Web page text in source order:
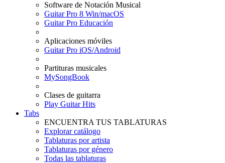
Software de Notación Musical
Guitar Pro 8 Win/macOS
Guitar Pro Educación
Aplicaciones móviles
Guitar Pro iOS/Android
Partituras musicales
MySongBook
Clases de guitarra
Play Guitar Hits
Tabs
ENCUENTRA TUS TABLATURAS
Explorar catálogo
Tablaturas por artista
Tablaturas por género
Todas las tablaturas